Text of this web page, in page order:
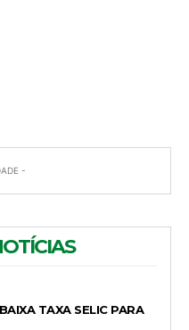
-
TAXA SELIC PARA